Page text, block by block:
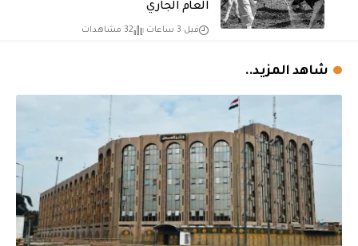
العام الجاري
قبل 3 ساعات 32 مشاهدات
شاهد المزيد..